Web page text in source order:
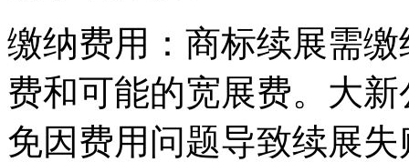
缴纳费用‌：商标续展需
费和可能的宽展费。大
免因费用问题导致续展失